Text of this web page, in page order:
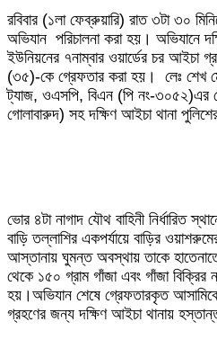
রবিবার (১লা ফেব্রুয়ারি) রাত ৩টা ৩০
অভিযান পরিচালনা করা হয়। অভিযানে
ইউনিয়নের ৭নাম্বার ওয়ার্ডের চর আইচা
(৩৫)-কে গ্রেফতার করা হয়। লেঃ শেখ
ট্যাজ, ওএসপি, বিএন (পি নং-৩০৫২)এর
গোলাবারুদ) সহ দক্ষিণ আইচা থানা
ভোর ৪টা নাগাদ যৌথ বাহিনী নির্ধারিত
বাড়ি তল্লাশির একপর্যায়ে বাড়ির
আস্তানায় ঘুমন্ত অবস্থায় তাকে
থেকে ১৫০ গ্রাম গাঁজা এবং গাঁজা
হয়।অভিযান শেষে গ্রেফতারকৃত
গ্রহণের জন্য দক্ষিণ আইচা থানায়